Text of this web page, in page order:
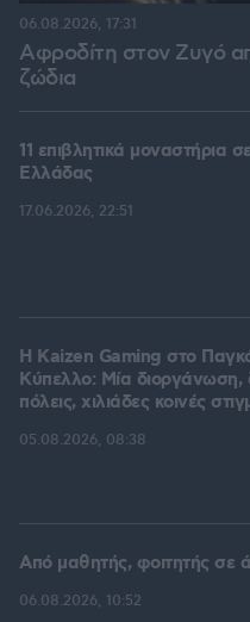
Αφροδίτη στον Ζυγό
ζώδια
06.08.2026, 17:31
11 επιβλητικά μοναστήρια
Ελλάδας
17.06.2026, 22:51
H Kaizen Gaming στο
Kύπελλο: Μία διοργάνωση,
πόλεις, χιλιάδες κοινές
05.08.2026, 08:38
Από μαθητής, φοιτητής σε
06.08.2026, 10:52